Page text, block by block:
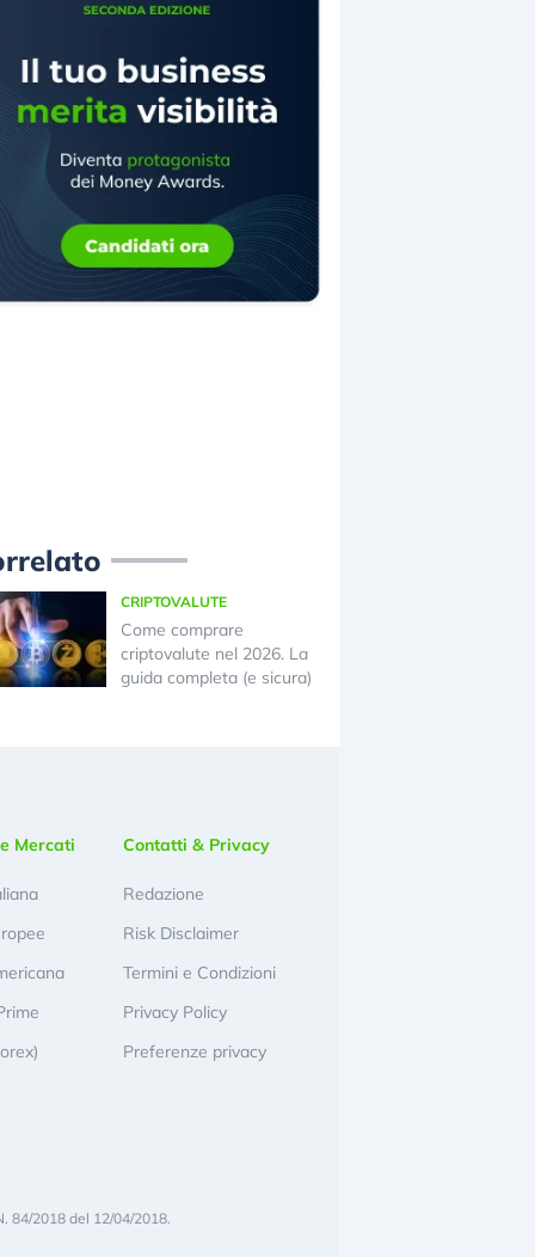
CRIPTOVALUTE
Come comprare
criptovalute nel 2026. La
guida completa (e sicura)
Mercati Contatti & Privacy
Redazione
Risk Disclaimer
Termini e Condizioni
Privacy Policy
Preferenze privacy
84/2018 del 12/04/2018.